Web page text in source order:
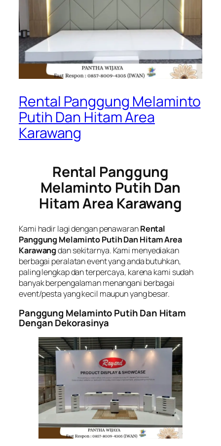
Rental Panggung Melaminto
Putih Dan Hitam Area
Karawang
Rental Panggung
Melaminto Putih Dan
Hitam Area Karawang
Kami hadir lagi dengan penawaranRental
Panggung Melaminto Putih Dan Hitam Area
Karawangdan sekitarnya. Kami menyediakan
berbagai peralatan event yang anda butuhkan,
paling lengkap dan terpercaya, karena kami sudah
banyak berpengalaman menangani berbagai
event/pesta yang kecil maupun yang besar.
Panggung Melaminto Putih Dan Hitam
Dengan Dekorasinya